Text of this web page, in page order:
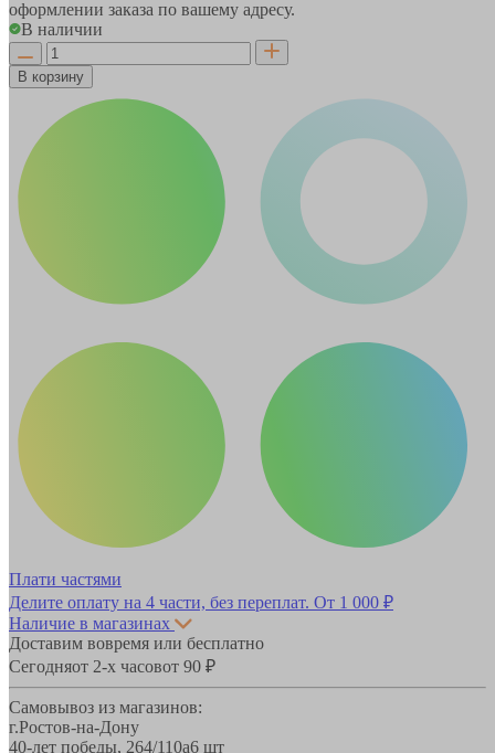
оформлении заказа по вашему адресу.
В наличии
В корзину
Плати частями
Делите оплату на 4 части, без переплат. От 1 000 ₽
Наличие в магазинах
Доставим вовремя или бесплатно
Сегодняот 2-х часовот 90 ₽
Самовывоз из магазинов:
г.Ростов-на-Дону
40-лет победы, 264/110а6 шт